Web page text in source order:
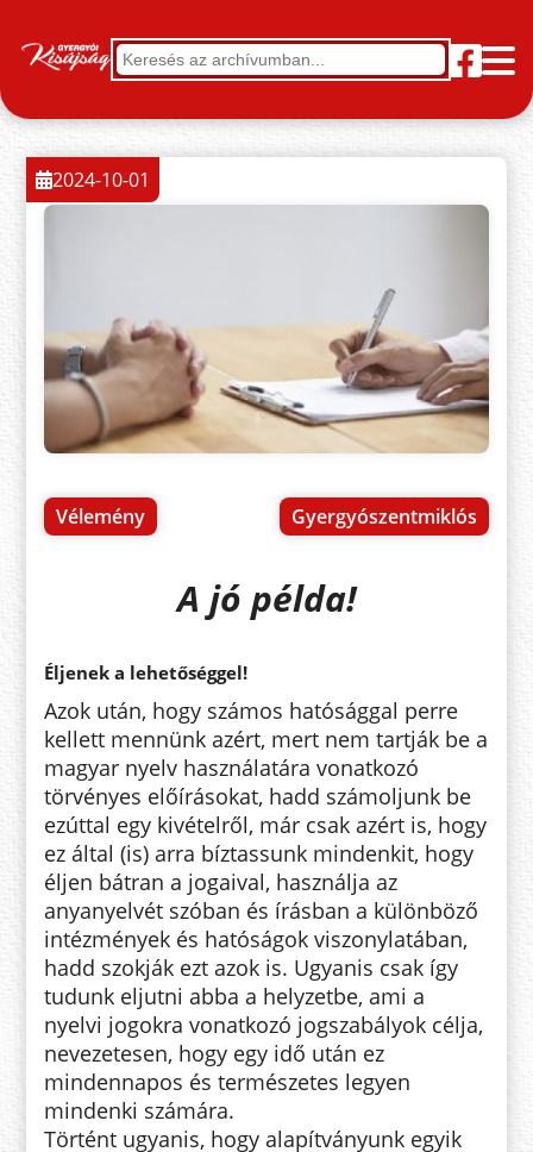
Vélemény Gyergyószentmiklós
2024-10-01
A jó példa!
Éljenek a lehetőséggel!
Azok után, hogy számos hatósággal perre
kellett mennünk azért, mert nem tartják be a
magyar nyelv használatára vonatkozó
törvényes előírásokat, hadd számoljunk be
ezúttal egy kivételről, már csak azért is, hogy
ez által (is) arra bíztassunk mindenkit, hogy
éljen bátran a jogaival, használja az
anyanyelvét szóban és írásban a különböző
intézmények és hatóságok viszonylatában,
hadd szokják ezt azok is. Ugyanis csak így
tudunk eljutni abba a helyzetbe, ami a
nyelvi jogokra vonatkozó jogszabályok célja,
nevezetesen, hogy egy idő után ez
mindennapos és természetes legyen
mindenki számára.
Történt ugyanis, hogy alapítványunk egyik